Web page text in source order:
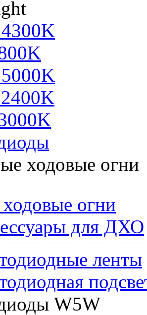
ходовые огни
огни
для ДХО
ленты
W5W